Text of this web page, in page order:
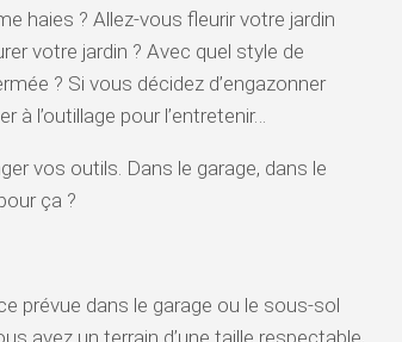
haies ? Allez-vous fleurir votre jardin
votre jardin ? Avec quel style de
? Si vous décidez d’engazonner
à l’outillage pour l’entretenir…
vos outils. Dans le garage, dans le
ça ?
prévue dans le garage ou le sous-sol
avez un terrain d’une taille respectable,